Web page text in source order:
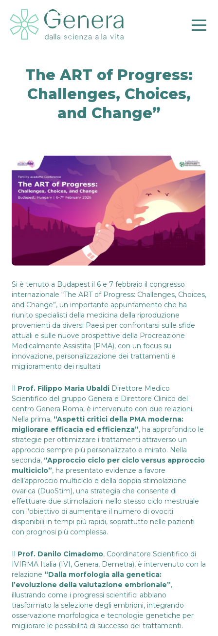
The ART of Progress:
Challenges, Choices,
and Change”
Si è tenuto a Budapest il 6 e 7 febbraio il congresso
internazionale “The ART of Progress: Challenges, Choices,
and Change”, un importante appuntamento che ha
riunito specialisti della medicina della riproduzione
provenienti da diversi Paesi per confrontarsi sulle sfide
attuali e sulle nuove prospettive della Procreazione
Medicalmente Assistita (PMA), con un focus su
innovazione, personalizzazione dei trattamenti e
miglioramento dei risultati.
Il Prof. Filippo Maria Ubaldi Direttore Medico
Scientifico del gruppo Genera e Direttore Clinico del
centro Genera Roma, è intervenuto con due relazioni.
Nella prima, “Aspetti critici della PMA moderna:
migliorare efficacia ed efficienza”, ha approfondito le
strategie per ottimizzare i trattamenti attraverso un
approccio sempre più personalizzato e mirato. Nella
seconda, “Approccio ciclo per ciclo versus approccio
multiciclo”, ha presentato evidenze a favore
dell’approccio multiciclo e della doppia stimolazione
ovarica (DuoStim), una strategia che consente di
effettuare due stimolazioni nello stesso ciclo mestruale
con l’obiettivo di aumentare il numero di ovociti
disponibili in tempi più rapidi, soprattutto nelle pazienti
con prognosi più complessa.
Il Prof. Danilo Cimadomo, Coordinatore Scientifico di
IVIRMA Italia (IVI, Genera, Demetra), è intervenuto con la
relazione “Dalla morfologia alla genetica:
l’evoluzione della valutazione embrionale”,
illustrando come i progressi scientifici abbiano
trasformato la selezione degli embrioni, integrando
osservazione morfologica e tecnologie genetiche per
migliorare le possibilità di successo dei trattamenti.